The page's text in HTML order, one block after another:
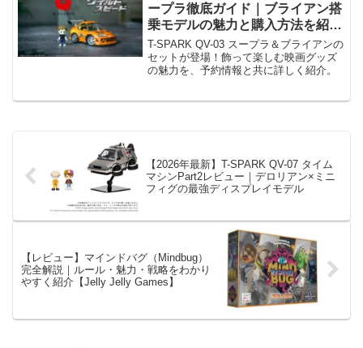
ープラ徹底ガイド｜ブライアン搭
乗モデルの魅力と購入方法を紹
介！
T-SPARK QV-03 スープラ＆ブライアンの
セットが登場！飾って楽しむ映画グッズ
の魅力を、予約情報と共に詳しく紹介。
【2026年最新】T-SPARK QV-07 タイム
マシンPart2レビュー｜デロリアン×ミニ
フィグの最強ディスプレイモデル
【レビュー】マインドバグ（Mindbug）
完全解説｜ルール・魅力・戦略をわかり
やすく紹介【Jelly Jelly Games】